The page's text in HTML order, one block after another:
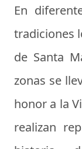
En
tradiciones
de Santa
zonas se
honor a la
realizan